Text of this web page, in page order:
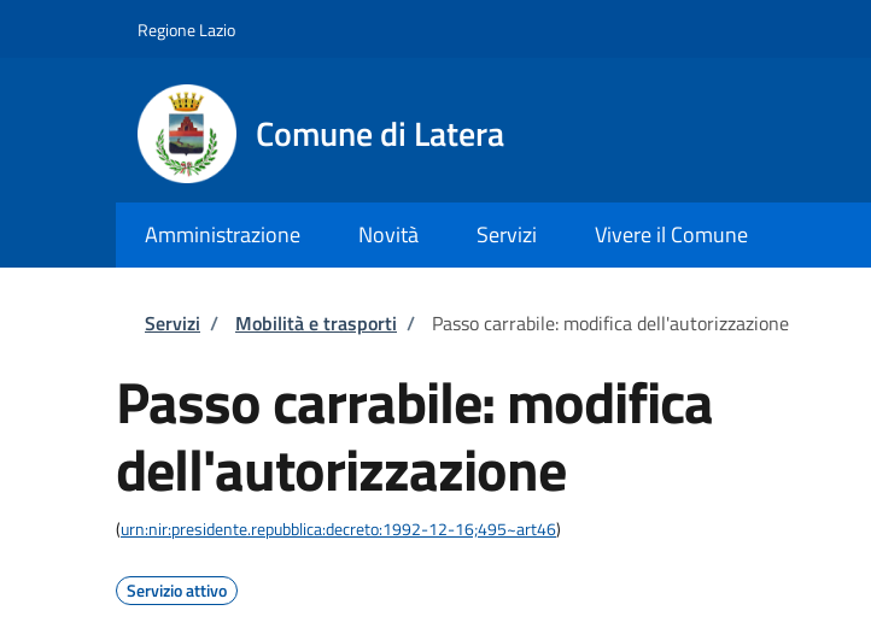
Regione Lazio
Comune di Latera
Amministrazione Novità Servizi Vivere il Comune
Briciole di pane
Servizi / Mobilità e trasporti / Passo carrabile: modifica dell'autorizzazione
Passo carrabile: modifica
dell'autorizzazione
(urn:nir:presidente.repubblica:decreto:1992-12-16;495~art46)
Servizio attivo